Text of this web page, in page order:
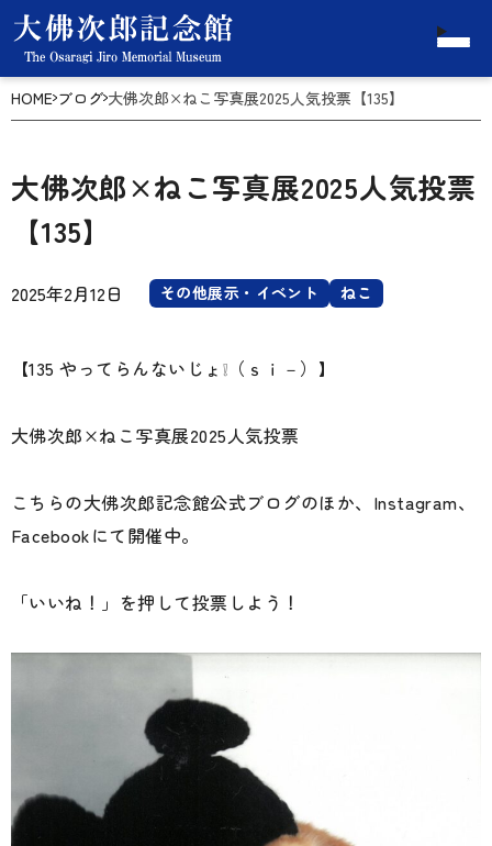
HOME ブログ 大佛次郎×ねこ写真展2025人気投票【135】
大佛次郎×ねこ写真展2025人気投票
【135】
2025年2月12日 その他展示・イベント ねこ
【135 やってらんないじょ❕（ｓｉ－）】
大佛次郎×ねこ写真展2025人気投票
こちらの大佛次郎記念館公式ブログのほか、Instagram、
Facebookにて開催中。
「いいね！」を押して投票しよう！